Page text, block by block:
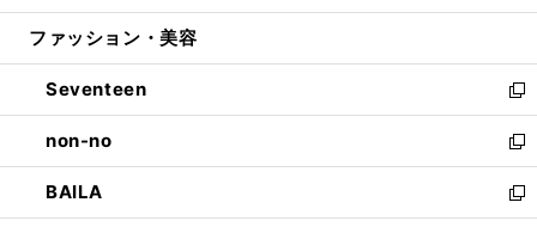
開
ウ
開
く
ン
ウ
で
開
く
ウ
ン
ド
ウ
で
開
く
ファッション・美容
Seventeen
新
し
い
ウ
ィ
ン
non-no
新
し
い
ウ
BAILA
新
し